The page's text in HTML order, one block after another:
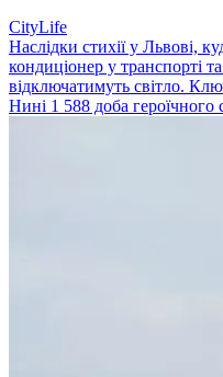
CityLife
Наслідки стихії у Львові,
кондиціонер у транспорті
відключатимуть світло.
Нині 1 588 доба героїчного